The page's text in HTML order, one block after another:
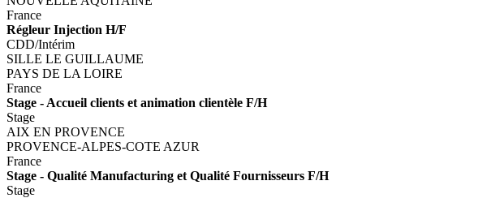
France
Régleur Injection H/F
CDD/Intérim
SILLE LE GUILLAUME
PAYS DE LA LOIRE
France
Stage - Accueil clients et animation clientèle F/H
Stage
AIX EN PROVENCE
PROVENCE-ALPES-COTE AZUR
France
Stage - Qualité Manufacturing et Qualité Fournisseurs F/H
Stage